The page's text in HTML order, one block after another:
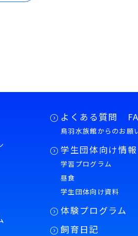
よくある質問
鳥羽水族館からのお願
学生団体向け情報
学習プログラム
昼食
学生団体向け資料
体験プログラム
飼育日記